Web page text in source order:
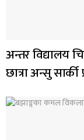
अन्तर विद्यालय
छात्रा अन्सु सार्की